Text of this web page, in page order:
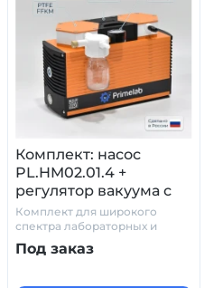
Комплект: насос
PL.HM02.01.4 +
регулятор вакуума с
манометром и
сепаратором
Комплект для широкого
спектра лабораторных и
производственных задач
Под заказ